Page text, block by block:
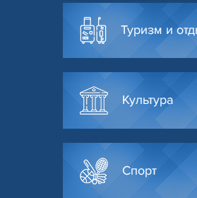
Туризм и
Культура
Спорт